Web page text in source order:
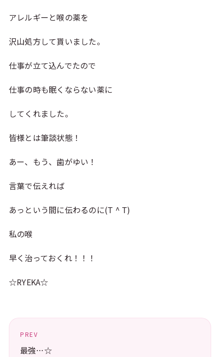
アレルギーと喉の薬を
沢山処方して貰いました。
仕事が立て込んでたので
仕事の時も眠くならない薬に
してくれました。
皆様とは筆談状態！
あー、もう、歯がゆい！
言葉で伝えれば
あっという間に伝わるのに(T ^ T)
私の喉
早く治っておくれ！！！
☆RYEKA☆
PREV
最強…☆